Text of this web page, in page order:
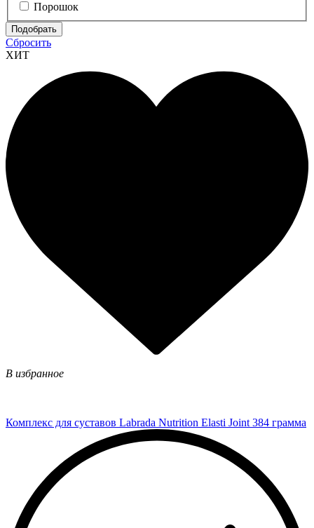
Порошок
Сбросить
ХИТ
В избранное
Комплекс для суставов Labrada Nutrition Elasti Joint 384 грамма